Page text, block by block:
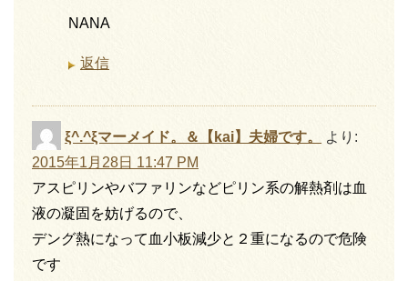
NANA
返信
ξ^.^ξマーメイド。＆【kai】夫婦です。
より:
2015年1月28日 11:47 PM
アスピリンやバファリンなどピリン系の解熱剤は血
液の凝固を妨げるので、
デング熱になって血小板減少と２重になるので危険
です